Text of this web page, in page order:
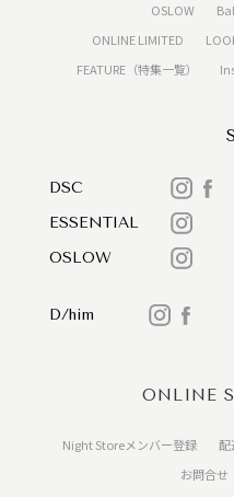
OSLOW
ONLINE LIMITED
FEATURE（特集一覧）
DSC
ESSENTIAL
OSLOW
D/him
ONLINE
Night Storeメンバー登録 配
お問合せ